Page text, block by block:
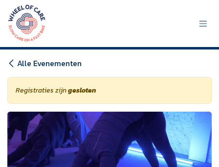
Overslaan naar inhoud
Alle Evenementen
Registraties zijngesloten